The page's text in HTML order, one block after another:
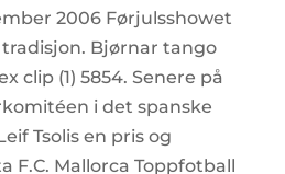
2006 Førjulsshowet
Bjørnar tango
clip (1) 5854. Senere på
i det spanske
Tsolis en pris og
F.C. Mallorca Toppfotball